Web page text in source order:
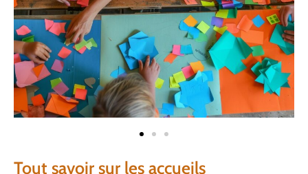
Tout savoir sur les accueils